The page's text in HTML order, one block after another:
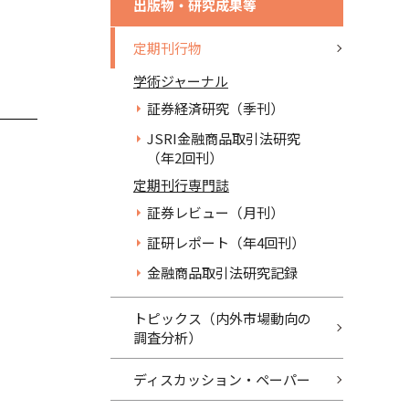
出版物・研究成果等
定期刊行物
学術ジャーナル
証券経済研究（季刊）
JSRI金融商品取引法研究
（年2回刊）
定期刊行専門誌
証券レビュー（月刊）
証研レポート（年4回刊）
金融商品取引法研究記録
トピックス（内外市場動向の
調査分析）
ディスカッション・ペーパー